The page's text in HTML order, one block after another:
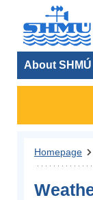
About SHMÚ
Homepage